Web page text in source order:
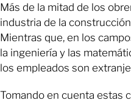
Más de la mitad de los
industria de la
Mientras que, en los
la ingeniería y las
los empleados son
Tomando en cuenta estas